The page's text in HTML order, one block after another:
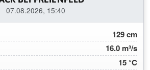
07.08.2026, 15:40
129 cm
16.0 m³/s
15 °C